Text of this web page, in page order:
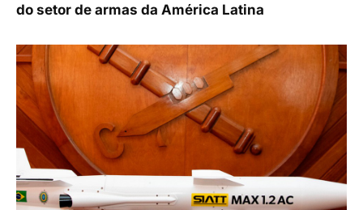
do setor de armas da América Latina